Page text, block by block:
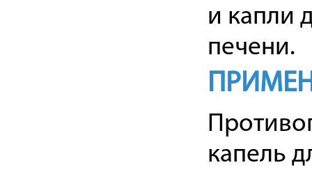
и капли
печени.
капель